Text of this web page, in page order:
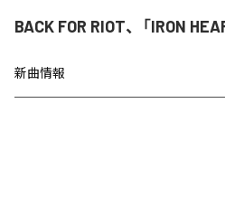
BACK FOR RIOT、「IRON
新曲情報